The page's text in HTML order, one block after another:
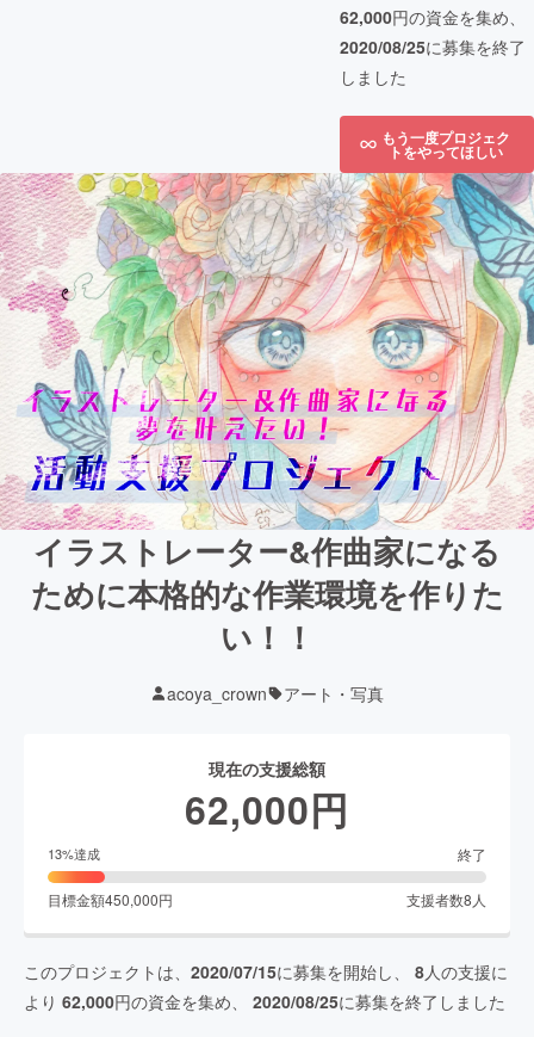
62,000円の資金を集め、
2020/08/25に募集を終了
しました
もう一度プロジェク
トをやってほしい
イラストレーター&作曲家になる
ために本格的な作業環境を作りた
い！！
acoya_crown アート・写真
現在の支援総額
62,000円
13%達成 終了
目標金額450,000円 支援者数8 人
このプロジェクトは、 2020/07/15に募集を開始し、 8人の支援に
より 62,000円の資金を集め、 2020/08/25に募集を終了しました